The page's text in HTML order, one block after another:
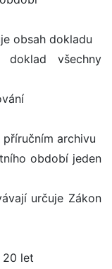
obsah dokladu
všechny
archivu
období jeden
určuje Zákon
20 let